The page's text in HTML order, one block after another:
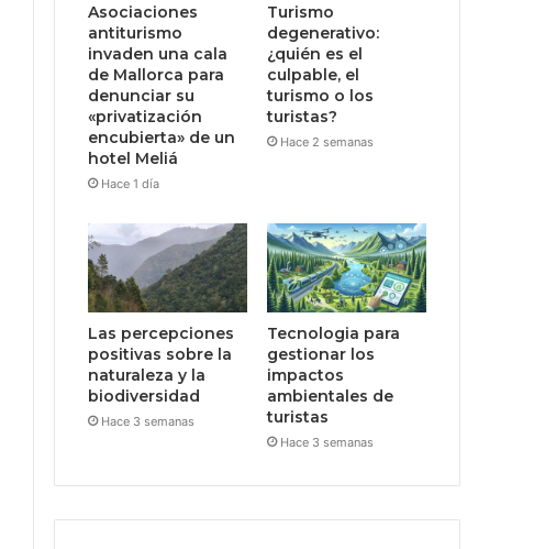
Asociaciones
antiturismo
invaden una cala
de Mallorca para
denunciar su
«privatización
encubierta» de un
hotel Meliá
Hace 1 día
Turismo
degenerativo:
¿quién es el
culpable, el
turismo o los
turistas?
Hace 2 semanas
Las percepciones
positivas sobre la
naturaleza y la
biodiversidad
Hace 3 semanas
Tecnologia para
gestionar los
impactos
ambientales de
turistas
Hace 3 semanas